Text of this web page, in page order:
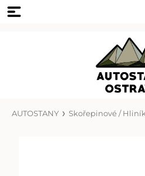
AUTOSTANY Skořepinové /